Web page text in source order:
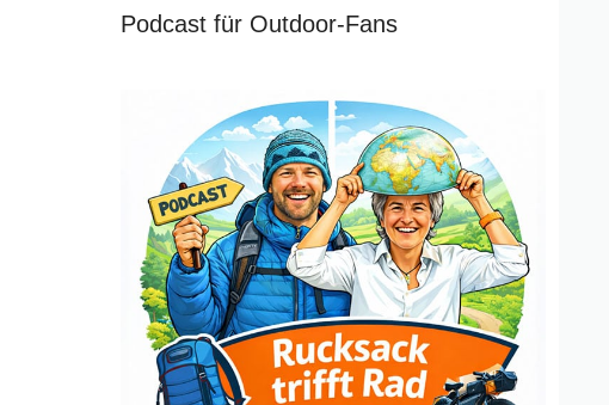
Podcast für Outdoor-Fans